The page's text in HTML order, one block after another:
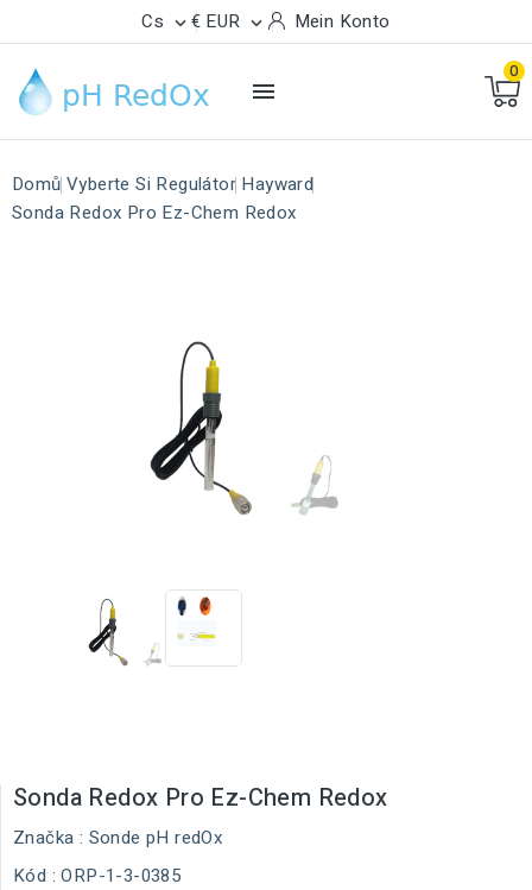
Cs  € EUR  Mein Konto

0
Domů Vyberte Si Regulátor Hayward
Sonda Redox Pro Ez-Chem Redox
Sonda Redox Pro Ez-Chem Redox
Značka : Sonde pH redOx
Kód : ORP-1-3-0385